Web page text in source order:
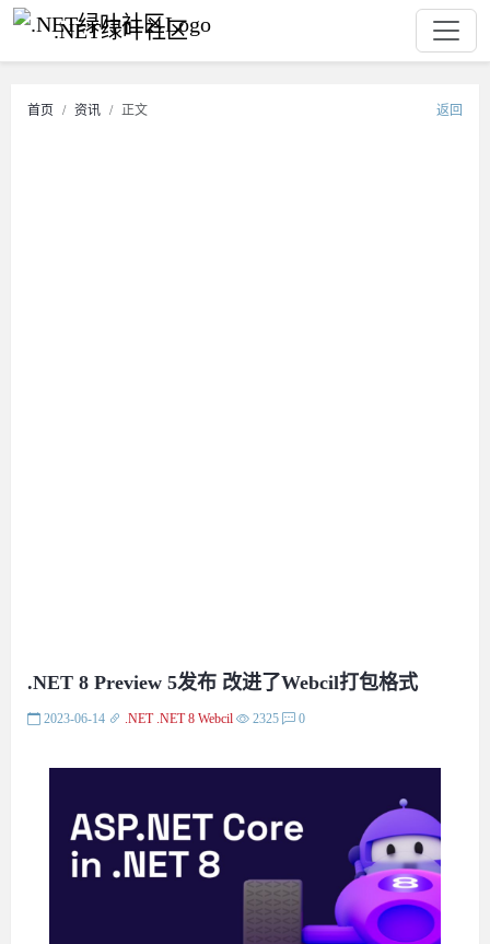
.NET绿叶社区
首页 资讯 正文 返回
.NET 8 Preview 5发布 改进了Webcil打包格式
2023-06-14 .NET .NET 8 Webcil 2325 0